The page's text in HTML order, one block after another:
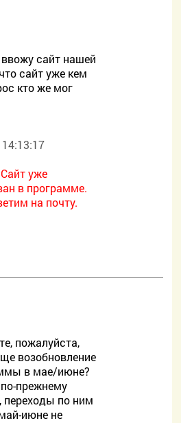
сайт нашей
сайт уже кем
кто же мог
уже
в программе.
на почту.
пожалуйста,
возобновление
в мае/июне?
прежнему
переходы по ним
июне не